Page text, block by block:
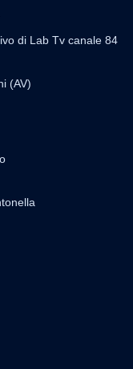
di Lab Tv canale 84
(AV)